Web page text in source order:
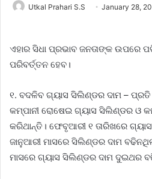
Utkal Prahari S.S January 28,
ଏହାର ସିଧା ପ୍ରଭାବ ଜନତାଙ୍କ ଉପରେ
ପରିବର୍ତ୍ତନ ହେବ।
୧. ବଦଳିବ ଗ୍ୟାସ ସିଲିଣ୍ଡର ଦାମ – ପ୍ରତି
କମ୍ପାନୀ ରୋଷେଇ ଗ୍ୟାସ ସିଲିଣ୍ଡର ଓ
କରିଥାନ୍ତି। ଫେବୃଆରୀ ୧ ତାରିଖରେ
ଜାନୁଆରୀ ମାସରେ ସିଲିଣ୍ଡର ଦାମ
ମାସରେ ଗ୍ୟାସ ସିଲିଣ୍ଡର ଦାମ ଦୁଇଥର